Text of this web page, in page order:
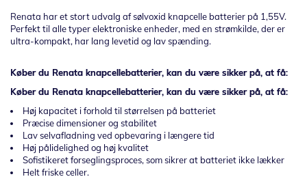
Renata har et stort udvalg af sølvoxid knapcelle batterier på 1,55V.
Perfekt til alle typer elektroniske enheder, med en strømkilde, der er
ultra-kompakt, har lang levetid og lav spænding.
Køber du Renata knapcellebatterier, kan du være sikker på, at få:
Køber du Renata knapcellebatterier, kan du være sikker på, at få:
Høj kapacitet i forhold til størrelsen på batteriet
Præcise dimensioner og stabilitet
Lav selvafladning ved opbevaring i længere tid
Høj pålidelighed og høj kvalitet
Sofistikeret forseglingsproces, som sikrer at batteriet ikke lækker
Helt friske celler.